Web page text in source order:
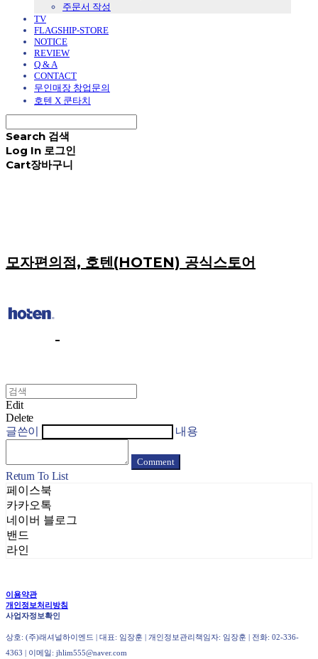
주문서 작성
TV
FLAGSHIP-STORE
NOTICE
REVIEW
Q & A
CONTACT
무인매장 창업문의
호텐 X 쿤타치
Search 검색
Log In 로그인
Cart장바구니
모자편의점, 호텐(HOTEN) 공식스토어
Edit
Delete
글쓴이
내용
Comment
Return To List
페이스북
카카오톡
네이버 블로그
밴드
라인
이용약관
개인정보처리방침
사업자정보확인
상호: (주)래셔널하이엔드 | 대표: 임장훈 | 개인정보관리책임자: 임장훈 | 전화: 02-336-
4363 | 이메일: jhlim555@naver.com